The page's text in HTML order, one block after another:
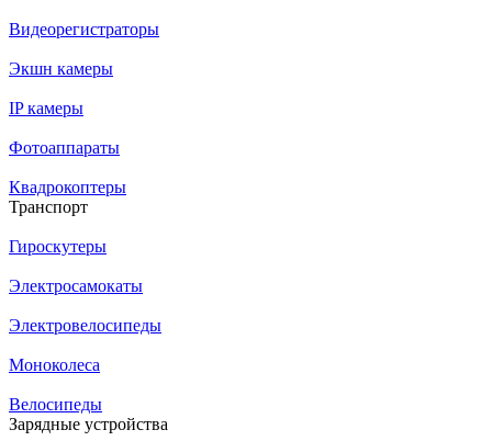
Видеорегистраторы
Экшн камеры
IP камеры
Фотоаппараты
Квадрокоптеры
Транспорт
Гироскутеры
Электросамокаты
Электровелосипеды
Моноколеса
Велосипеды
Зарядные устройства